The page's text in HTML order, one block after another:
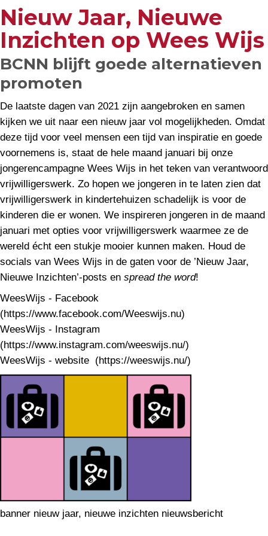
Nieuw Jaar, Nieuwe
Inzichten op Wees Wijs
BCNN blijft goede alternatieven
promoten
De laatste dagen van 2021 zijn aangebroken en samen
kijken we uit naar een nieuw jaar vol mogelijkheden. Omdat
deze tijd voor veel mensen een tijd van inspiratie en goede
voornemens is, staat de hele maand januari bij onze
jongerencampagne Wees Wijs in het teken van verantwoord
vrijwilligerswerk. Zo hopen we jongeren in te laten zien dat
vrijwilligerswerk in kindertehuizen schadelijk is voor de
kinderen die er wonen. We inspireren jongeren in de maand
januari met opties voor vrijwilligerswerk waarmee ze de
wereld écht een stukje mooier kunnen maken. Houd de
socials van Wees Wijs in de gaten voor de ’Nieuw Jaar,
Nieuwe Inzichten’-posts en spread the word!
WeesWijs - Facebook
(https://www.facebook.com/Weeswijs.nu)
WeesWijs - Instagram
(https://www.instagram.com/weeswijs.nu/)
WeesWijs - website (https://weeswijs.nu/)
banner nieuw jaar, nieuwe inzichten nieuwsbericht